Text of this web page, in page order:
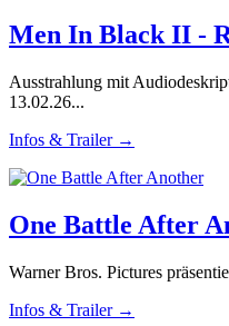
Men In Black II -
Ausstrahlung mit
13.02.26...
Infos & Trailer →
One Battle After
Warner Bros. Pictures
Infos & Trailer →